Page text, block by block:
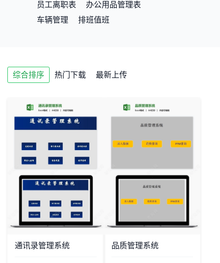
员工离职表
办公用品管理表
车辆管理
排班值班
综合排序 热门下载 最新上传
通讯录管理系统 品质管理系统